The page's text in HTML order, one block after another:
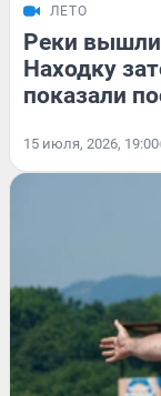
ЛЕТО
Реки вышли
Находку
показали
15 июля, 2026, 19:00